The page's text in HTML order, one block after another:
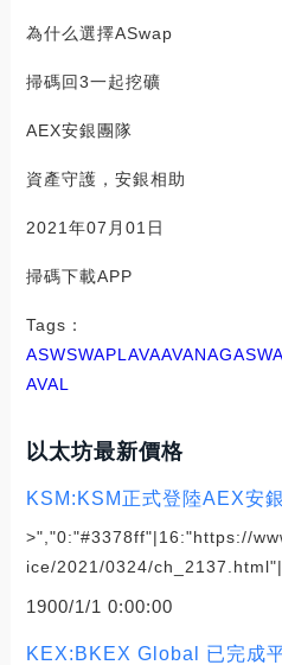
為什么選擇ASwap
掃碼回3一起挖礦
AEX安銀團隊
資產守護，安銀相助
2021年07月01日
掃碼下載APP
Tags：
ASWSWAPLAVAAVA
AVAL
以太坊最新價格
KSM:KSM正式登陸AEX安
>","0:"#3378ff"|16:"https://
ice/2021/0324/
1900/1/1 0:00:00
KEX:BKEX Global 已完成